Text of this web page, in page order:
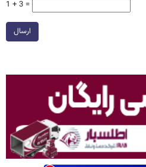
1 + 3 =
ارسال